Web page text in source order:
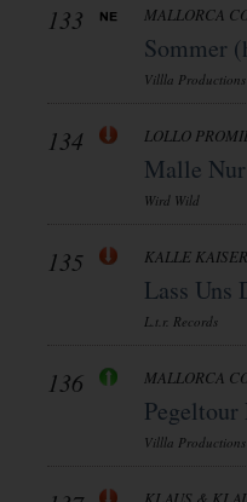
133 MALLORCA
Sommer
Villla Productions
134 LOLLO
Malle
Wird Wild
135 KALLE KAISER
Lass Uns
L.t.r. Records
136 MALLORCA
Villla Productions